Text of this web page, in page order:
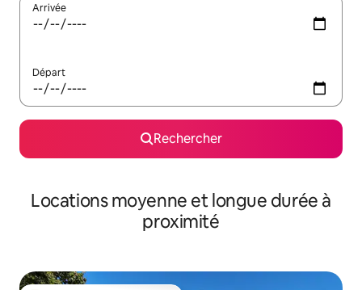
Arrivée
Départ
Rechercher
Locations moyenne et longue durée à
proximité